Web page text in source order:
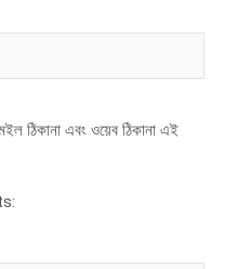
ঠিকানা এবং ওয়েব ঠিকানা এই